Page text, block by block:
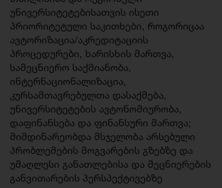
უნივერსიტეტებისათვის ისეთი
პრიორიტეტული საკითხები, როგორიცაა
ავტორიზაცია/აკრედიტაციის
პროცედურები, ხარისხის მართვა,
სამეცნიერო საქმიანობა,
ინტერნაციონალიზაცია,
კურსამთავრებულთა დასაქმება,
უნივერსიტეტების ავტონომიურობა,
დაფინანსება და ფინანსური მართვა;
მიმდინარეობდა მსჯელობა არსებული
პრობლემების მოგვარების გზებზე და
უმაღლესი განათლებისა და მეცნიერების
განვითარების პერსპექტივებზე